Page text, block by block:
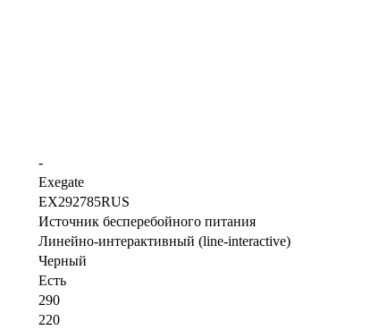
-
Exegate
EX292785RUS
Источник бесперебойного питания
Линейно-интерактивный (line-interactive)
Черный
Есть
290
220